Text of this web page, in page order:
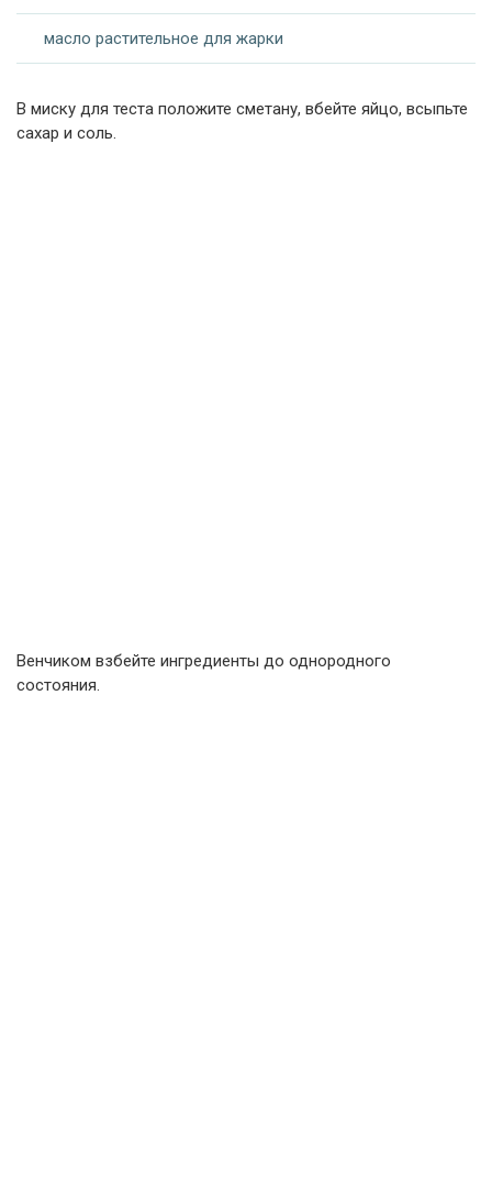
масло растительное для жарки
В миску для теста положите сметану, вбейте яйцо, всыпьте
сахар и соль.
Венчиком взбейте ингредиенты до однородного
состояния.